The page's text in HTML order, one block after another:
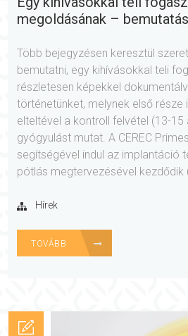
megoldásának –
Több bejegyzésen keresztül
bemutatni, egy kihívásokkal teli
részletesen képekkel
történetünket, melynek első része
elteltével a kontroll felvétel (13-
gyógyulást mutat. A CEREC
segítségével indul az implantáció
pótlás megtervezésével kezdődik
Hírek
TOVÁBB